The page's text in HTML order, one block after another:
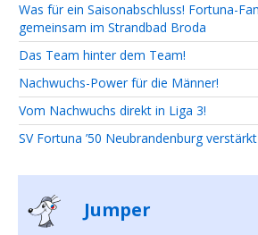
Was für ein Saisonabschluss! Fortuna-
gemeinsam im Strandbad Broda
Das Team hinter dem Team!
Nachwuchs-Power für die Männer!
Vom Nachwuchs direkt in Liga 3!
SV Fortuna ’50 Neubrandenburg
Jumper